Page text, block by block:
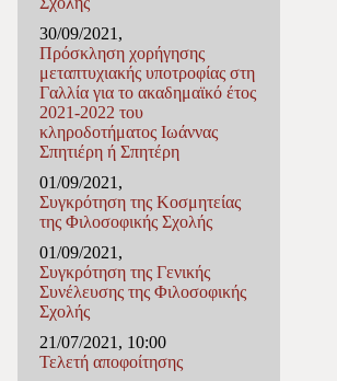
30/09/2021,
Πρόσκληση χορήγησης
μεταπτυχιακής υποτροφίας στη
Γαλλία για το ακαδημαϊκό έτος
2021-2022 του
κληροδοτήματος Ιωάννας
Σπητιέρη ή Σπητέρη
01/09/2021,
Συγκρότηση της Κοσμητείας
της Φιλοσοφικής Σχολής
01/09/2021,
Συγκρότηση της Γενικής
Συνέλευσης της Φιλοσοφικής
Σχολής
21/07/2021, 10:00
Τελετή αποφοίτησης